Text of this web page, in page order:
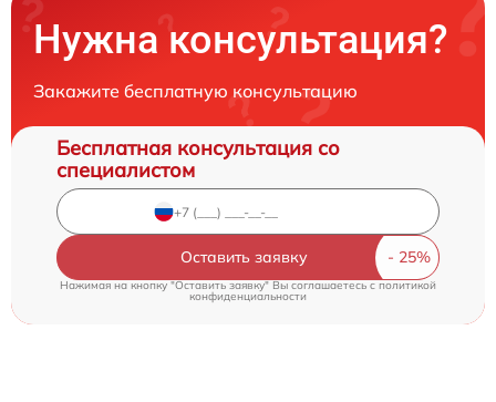
Нужна консультация?
Закажите бесплатную консультацию
Бесплатная консультация со
специалистом
Оставить заявку
Нажимая на кнопку "Оставить заявку" Вы соглашаетесь c политикой
конфиденциальности